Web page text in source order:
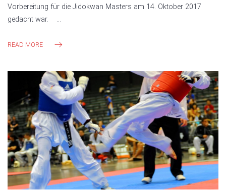
Vorbereitung für die Jidokwan Masters am 14. Oktober 2017
gedacht war. …
READ MORE